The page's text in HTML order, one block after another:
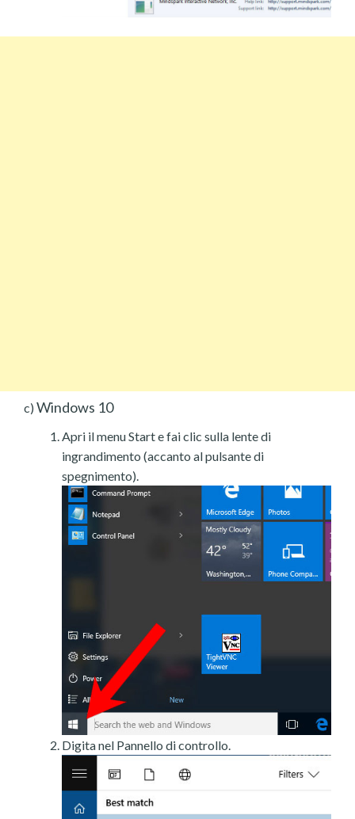
c) Windows 10
Apri il menu Start e fai clic sulla lente di
ingrandimento (accanto al pulsante di
spegnimento).
Digita nel Pannello di controllo.